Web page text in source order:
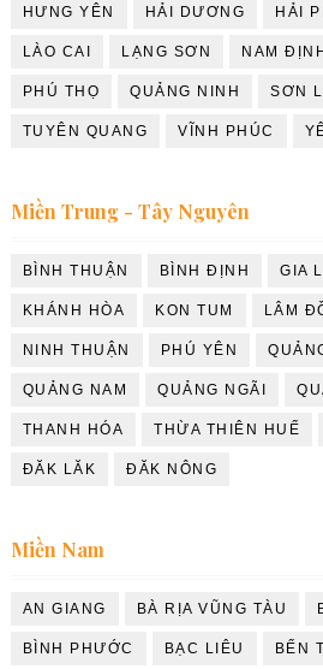
HƯNG YÊN HẢI DƯƠNG HẢI
LÀO CAI LẠNG SƠN NAM ĐỊNH
PHÚ THỌ QUẢNG NINH SƠN
TUYÊN QUANG VĨNH PHÚC
Miền Trung - Tây Nguyên
BÌNH THUẬN BÌNH ĐỊNH GIA
KHÁNH HÒA KON TUM LÂM
NINH THUẬN PHÚ YÊN
QUẢNG NAM QUẢNG NGÃI
THANH HÓA THỪA THIÊN HUẾ
ĐĂK LĂK ĐĂK NÔNG
Miền Nam
AN GIANG BÀ RỊA VŨNG TÀU
BÌNH PHƯỚC BẠC LIÊU BẾN